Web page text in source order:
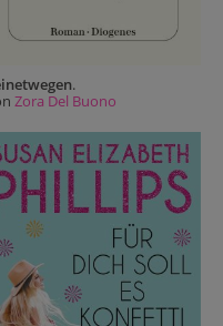
.
Zora Del Buono